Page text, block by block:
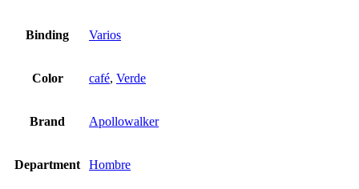
Binding Varios
Color café, Verde
Brand Apollowalker
Department Hombre